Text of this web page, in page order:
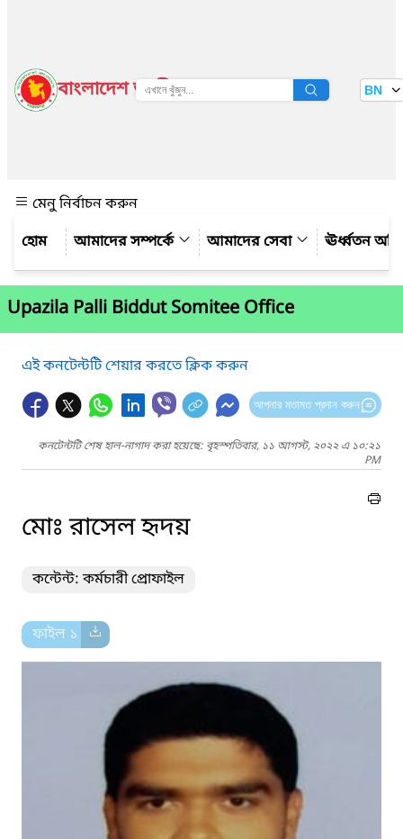
বাংলাদেশ জাতীয় তথ্য বাতায়ন BN
মেনু নির্বাচন করুন
আমাদের সম্পর্কে
আমাদের সেবা ঊর্ধ্বতন
Upazila Palli Biddut Somitee Office
এই কনটেন্টটি শেয়ার করতে ক্লিক করুন
আপনার মতামত প্রদান করুন
কনটেন্টটি শেষ হাল-নাগাদ করা হয়েছে: বৃহস্পতিবার, ১১ আগস্ট, ২০২২ এ ১০:২১
PM
মোঃ রাসেল হৃদয়
কন্টেন্ট: কর্মচারী প্রোফাইল
ফাইল ১